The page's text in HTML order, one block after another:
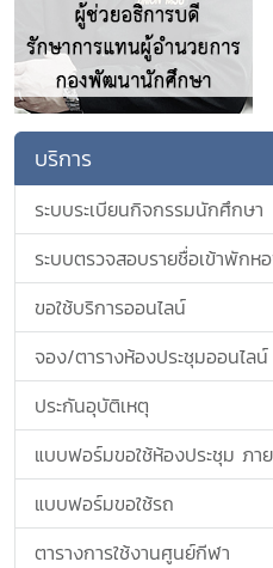
บริการ
ระบบระเบียนกิจกรรมนักศึกษา
ระบบตรวจสอบรายชื่อเข้าพักห
ขอใช้บริการออนไลน์
จอง/ตารางห้องประชุมออนไลน์
ประกันอุบัติเหตุ
แบบฟอร์มขอใช้ห้องประชุม ภ
แบบฟอร์มขอใช้รถ
ตารางการใช้งานศูนย์กีฬา